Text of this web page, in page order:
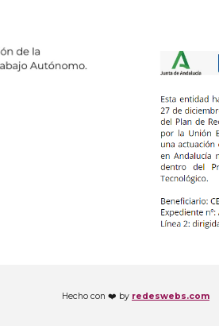
Hecho con ❤️ by redeswebs.com